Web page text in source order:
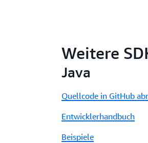
Weitere
Java
Quellcode in GitHub
Entwicklerhandbuch
Beispiele